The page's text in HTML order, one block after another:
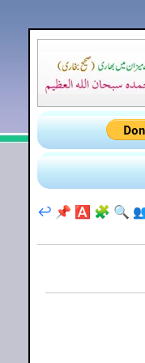
🔍
🧩
🅰️
📌
↩️